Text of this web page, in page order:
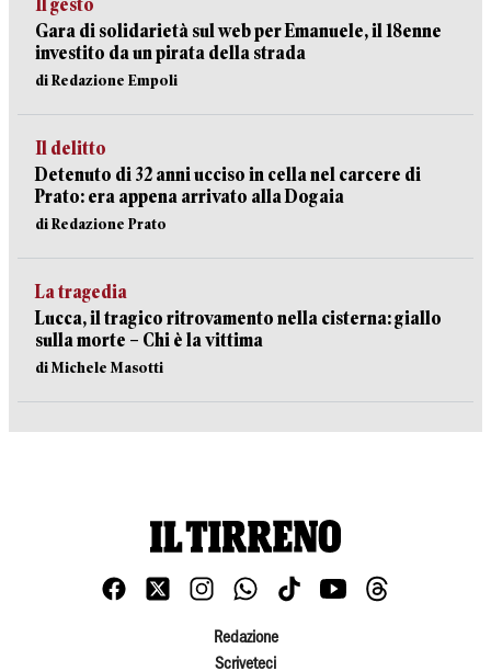
Il gesto
Gara di solidarietà sul web per Emanuele, il 18enne
investito da un pirata della strada
di Redazione Empoli
Il delitto
Detenuto di 32 anni ucciso in cella nel carcere di
Prato: era appena arrivato alla Dogaia
di Redazione Prato
La tragedia
Lucca, il tragico ritrovamento nella cisterna: giallo
sulla morte – Chi è la vittima
di Michele Masotti
Redazione
Scriveteci